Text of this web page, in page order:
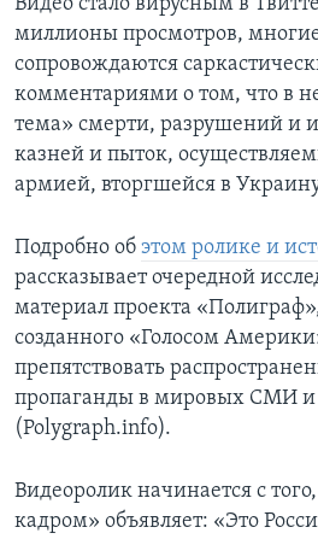
Видео стало вирусным в
миллионы просмотров,
сопровождаются
комментариями о том, что в
тема» смерти, разрушений и
казней и пыток,
армией, вторгшейся в
Подробно об этом ролике и
рассказывает очередной
материал проекта
созданного «Голосом
препятствовать
пропаганды в мировых СМИ и
(Polygraph.info).
Видеоролик начинается с того,
кадром» объявляет: «Это